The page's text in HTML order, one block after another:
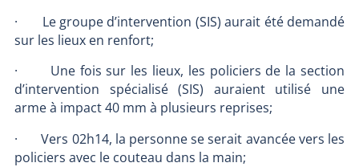
· Le groupe d’intervention (SIS) aurait été demandé
sur les lieux en renfort;
· Une fois sur les lieux, les policiers de la section
d’intervention spécialisé (SIS) auraient utilisé une
arme à impact 40 mm à plusieurs reprises;
· Vers 02h14, la personne se serait avancée vers les
policiers avec le couteau dans la main;